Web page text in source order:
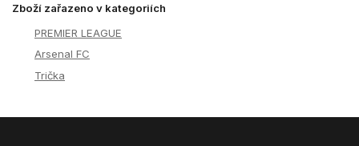
Zboží zařazeno v kategoriích
PREMIER LEAGUE
Arsenal FC
Trička